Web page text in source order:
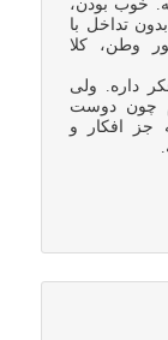
خوب بودن،
تداخل با
وطن، کلا
داره. ولی
چون دوست
جز افکار و